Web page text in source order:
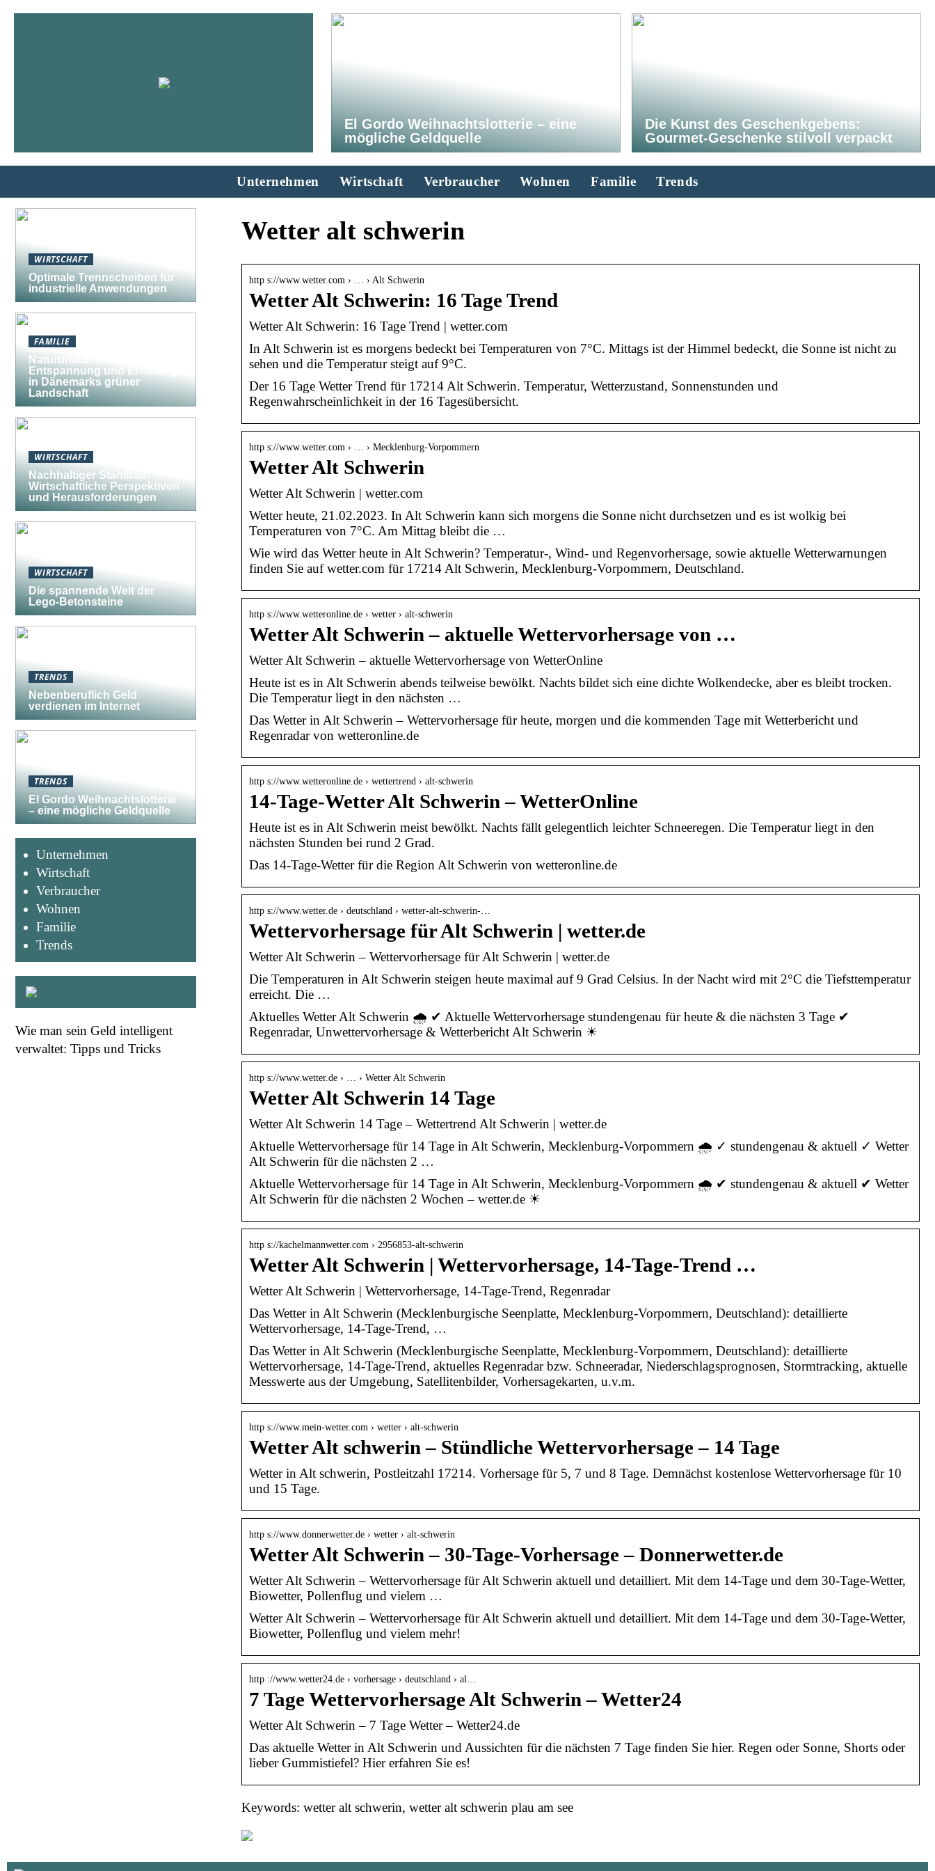
El Gordo Weihnachtslotterie – eine
mögliche Geldquelle
Die Kunst des Geschenkgebens:
Gourmet-Geschenke stilvoll verpackt
Unternehmen Wirtschaft Verbraucher Wohnen Familie Trends
Wetter alt schwerin
http s://www.wetter.com › … › Alt Schwerin
Wetter Alt Schwerin: 16 Tage Trend
Wetter Alt Schwerin: 16 Tage Trend | wetter.com
In Alt Schwerin ist es morgens bedeckt bei Temperaturen von 7°C. Mittags ist der Himmel bedeckt, die Sonne ist nicht zu
sehen und die Temperatur steigt auf 9°C.
Der 16 Tage Wetter Trend für 17214 Alt Schwerin. Temperatur, Wetterzustand, Sonnenstunden und
Regenwahrscheinlichkeit in der 16 Tagesübersicht.
http s://www.wetter.com › … › Mecklenburg-Vorpommern
Wetter Alt Schwerin
Wetter Alt Schwerin | wetter.com
Wetter heute, 21.02.2023. In Alt Schwerin kann sich morgens die Sonne nicht durchsetzen und es ist wolkig bei
Temperaturen von 7°C. Am Mittag bleibt die …
Wie wird das Wetter heute in Alt Schwerin? Temperatur-, Wind- und Regenvorhersage, sowie aktuelle Wetterwarnungen
finden Sie auf wetter.com für 17214 Alt Schwerin, Mecklenburg-Vorpommern, Deutschland.
http s://www.wetteronline.de › wetter › alt-schwerin
Wetter Alt Schwerin – aktuelle Wettervorhersage von …
Wetter Alt Schwerin – aktuelle Wettervorhersage von WetterOnline
Heute ist es in Alt Schwerin abends teilweise bewölkt. Nachts bildet sich eine dichte Wolkendecke, aber es bleibt trocken.
Die Temperatur liegt in den nächsten …
Das Wetter in Alt Schwerin – Wettervorhersage für heute, morgen und die kommenden Tage mit Wetterbericht und
Regenradar von wetteronline.de
http s://www.wetteronline.de › wettertrend › alt-schwerin
14-Tage-Wetter Alt Schwerin – WetterOnline
Heute ist es in Alt Schwerin meist bewölkt. Nachts fällt gelegentlich leichter Schneeregen. Die Temperatur liegt in den
nächsten Stunden bei rund 2 Grad.
Das 14-Tage-Wetter für die Region Alt Schwerin von wetteronline.de
http s://www.wetter.de › deutschland › wetter-alt-schwerin-…
Wettervorhersage für Alt Schwerin | wetter.de
Wetter Alt Schwerin – Wettervorhersage für Alt Schwerin | wetter.de
Die Temperaturen in Alt Schwerin steigen heute maximal auf 9 Grad Celsius. In der Nacht wird mit 2°C die Tiefsttemperatur
erreicht. Die …
Aktuelles Wetter Alt Schwerin 🌧️ ✔ Aktuelle Wettervorhersage stundengenau für heute & die nächsten 3 Tage ✔
Regenradar, Unwettervorhersage & Wetterbericht Alt Schwerin ☀
http s://www.wetter.de › … › Wetter Alt Schwerin
Wetter Alt Schwerin 14 Tage
Wetter Alt Schwerin 14 Tage – Wettertrend Alt Schwerin | wetter.de
Aktuelle Wettervorhersage für 14 Tage in Alt Schwerin, Mecklenburg-Vorpommern 🌧️ ✓ stundengenau & aktuell ✓ Wetter
Alt Schwerin für die nächsten 2 …
Aktuelle Wettervorhersage für 14 Tage in Alt Schwerin, Mecklenburg-Vorpommern 🌧️ ✔ stundengenau & aktuell ✔ Wetter
Alt Schwerin für die nächsten 2 Wochen – wetter.de ☀
http s://kachelmannwetter.com › 2956853-alt-schwerin
Wetter Alt Schwerin | Wettervorhersage, 14-Tage-Trend …
Wetter Alt Schwerin | Wettervorhersage, 14-Tage-Trend, Regenradar
Das Wetter in Alt Schwerin (Mecklenburgische Seenplatte, Mecklenburg-Vorpommern, Deutschland): detaillierte
Wettervorhersage, 14-Tage-Trend, …
Das Wetter in Alt Schwerin (Mecklenburgische Seenplatte, Mecklenburg-Vorpommern, Deutschland): detaillierte
Wettervorhersage, 14-Tage-Trend, aktuelles Regenradar bzw. Schneeradar, Niederschlagsprognosen, Stormtracking, aktuelle
Messwerte aus der Umgebung, Satellitenbilder, Vorhersagekarten, u.v.m.
http s://www.mein-wetter.com › wetter › alt-schwerin
Wetter Alt schwerin – Stündliche Wettervorhersage – 14 Tage
Wetter in Alt schwerin, Postleitzahl 17214. Vorhersage für 5, 7 und 8 Tage. Demnächst kostenlose Wettervorhersage für 10
und 15 Tage.
http s://www.donnerwetter.de › wetter › alt-schwerin
Wetter Alt Schwerin – 30-Tage-Vorhersage – Donnerwetter.de
Wetter Alt Schwerin – Wettervorhersage für Alt Schwerin aktuell und detailliert. Mit dem 14-Tage und dem 30-Tage-Wetter,
Biowetter, Pollenflug und vielem …
Wetter Alt Schwerin – Wettervorhersage für Alt Schwerin aktuell und detailliert. Mit dem 14-Tage und dem 30-Tage-Wetter,
Biowetter, Pollenflug und vielem mehr!
http ://www.wetter24.de › vorhersage › deutschland › al…
7 Tage Wettervorhersage Alt Schwerin – Wetter24
Wetter Alt Schwerin – 7 Tage Wetter – Wetter24.de
Das aktuelle Wetter in Alt Schwerin und Aussichten für die nächsten 7 Tage finden Sie hier. Regen oder Sonne, Shorts oder
lieber Gummistiefel? Hier erfahren Sie es!
Keywords: wetter alt schwerin, wetter alt schwerin plau am see
WIRTSCHAFT
Optimale Trennscheiben für
industrielle Anwendungen
FAMILIE
Natururlaub in Südjütland:
Entspannung und Erholung
in Dänemarks grüner
Landschaft
WIRTSCHAFT
Nachhaltiger Stahlbau:
Wirtschaftliche Perspektiven
und Herausforderungen
WIRTSCHAFT
Die spannende Welt der
Lego-Betonsteine
TRENDS
Nebenberuflich Geld
verdienen im Internet
TRENDS
El Gordo Weihnachtslotterie
– eine mögliche Geldquelle
Unternehmen
Wirtschaft
Verbraucher
Wohnen
Familie
Trends
Wie man sein Geld intelligent
verwaltet: Tipps und Tricks